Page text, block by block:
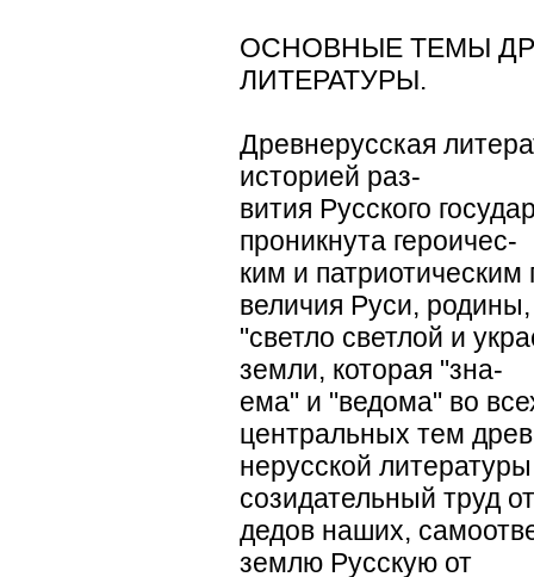
ОСНОВНЫЕ ТЕМЫ
ЛИТЕРАТУРЫ.
Древнерусская
историей раз-
вития Русского
проникнута героичес-
ким и
величия Руси, родины,
"светло светлой и
земли, которая "зна-
ема" и "ведома" во
центральных тем
нерусской
созидательный труд
дедов наших,
землю Русскую от